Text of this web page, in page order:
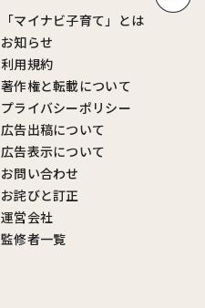
「マイナビ子育て」とは
お知らせ
利用規約
著作権と転載について
プライバシーポリシー
広告出稿について
広告表示について
お問い合わせ
お詫びと訂正
運営会社
監修者一覧